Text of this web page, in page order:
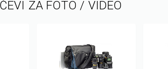
ZA FOTO / VIDEO